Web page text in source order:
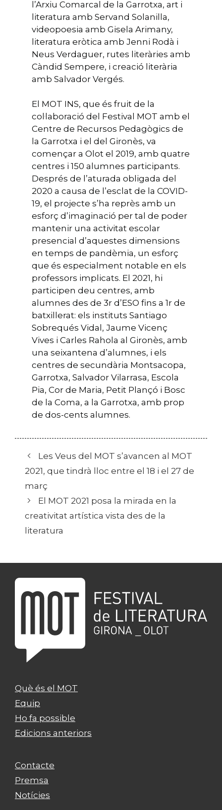
l’Arxiu Comarcal de la Garrotxa, art i
literatura amb Servand Solanilla,
videopoesia amb Gisela Arimany,
literatura eròtica amb Jenni Rodà i
Neus Verdaguer, rutes literàries amb
Càndid Sempere, i creació literària
amb Salvador Vergés.
El MOT INS, que és fruit de la
col·laboració del Festival MOT amb el
Centre de Recursos Pedagògics de
la Garrotxa i el del Gironès, va
començar a Olot el 2019, amb quatre
centres i 150 alumnes participants.
Després de l’aturada obligada del
2020 a causa de l’esclat de la COVID-
19, el projecte s’ha reprès amb un
esforç d’imaginació per tal de poder
mantenir una activitat escolar
presencial d’aquestes dimensions
en temps de pandèmia, un esforç
que és especialment notable en els
professors implicats. El 2021, hi
participen deu centres, amb
alumnes des de 3r d’ESO fins a 1r de
batxillerat: els instituts Santiago
Sobrequés Vidal, Jaume Vicenç
Vives i Carles Rahola al Gironès, amb
una seixantena d’alumnes, i els
centres de secundària Montsacopa,
Garrotxa, Salvador Vilarrasa, Escola
Pia, Cor de Maria, Petit Plançó i Bosc
de la Coma, a la Garrotxa, amb prop
de dos-cents alumnes.
Les Veus del MOT s’avancen al MOT
2021, que tindrà lloc entre el 18 i el 27 de
març
El MOT 2021 posa la mirada en la
creativitat artística vista des de la
literatura
Què és el MOT
Equip
Ho fa possible
Edicions anteriors
Contacte
Premsa
Notícies